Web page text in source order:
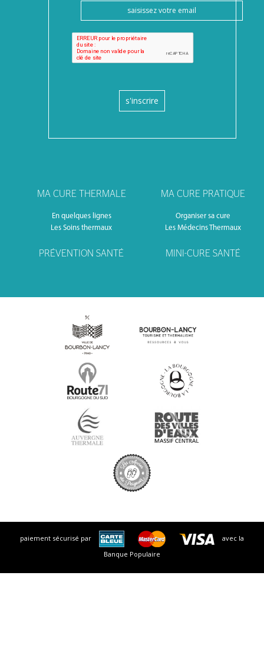
s'inscrire
MA CURE THERMALE
En quelques lignes
Les Soins thermaux
MA CURE PRATIQUE
Organiser sa cure
Les Médecins Thermaux
PRÉVENTION SANTÉ MINI-CURE SANTÉ
paiement sécurisé par
avec la
Banque Populaire